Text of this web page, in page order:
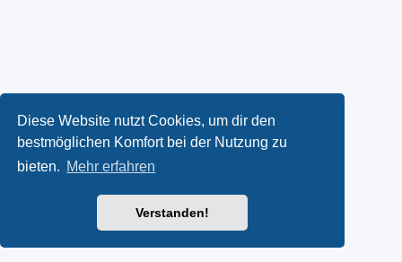
Diese Website nutzt Cookies, um dir den
bestmöglichen Komfort bei der Nutzung zu
bieten. Mehr erfahren
Verstanden!